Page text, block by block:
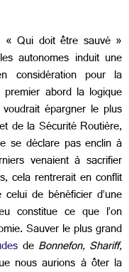
« Qui doit être sauvé »
autonomes induit une
considération pour la
abord la logique
épargner le plus
de la Sécurité Routière,
se déclare pas enclin à
venaient à sacrifier
cela rentrerait en conflit
de bénéficier d’une
constitue ce que l’on
Sauver le plus grand
de Bonnefon, Shariff,
nous aurions à ôter la